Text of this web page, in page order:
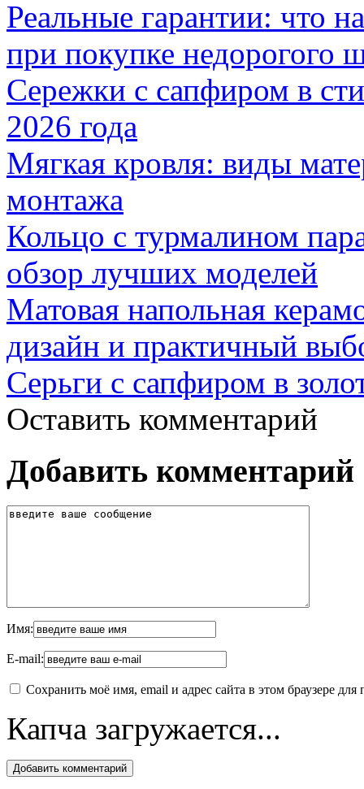
Реальные гарантии: что
при покупке недорогого
Сережки с сапфиром в
2026 года
Мягкая кровля: виды
монтажа
Кольцо с турмалином
обзор лучших моделей
Матовая напольная
дизайн и практичный
Серьги с сапфиром в
Оставить комментарий
Добавить комментарий
Имя:
E-mail:
Сохранить моё имя, email и адрес сайта в этом браузере
Капча загружается...